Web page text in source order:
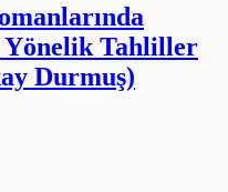
Yönelik Tahliller
Durmuş)